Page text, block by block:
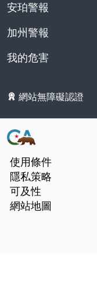
安珀警報
加州警報
我的危害
網站無障礙認證
使用條件
隱私策略
可及性
網站地圖